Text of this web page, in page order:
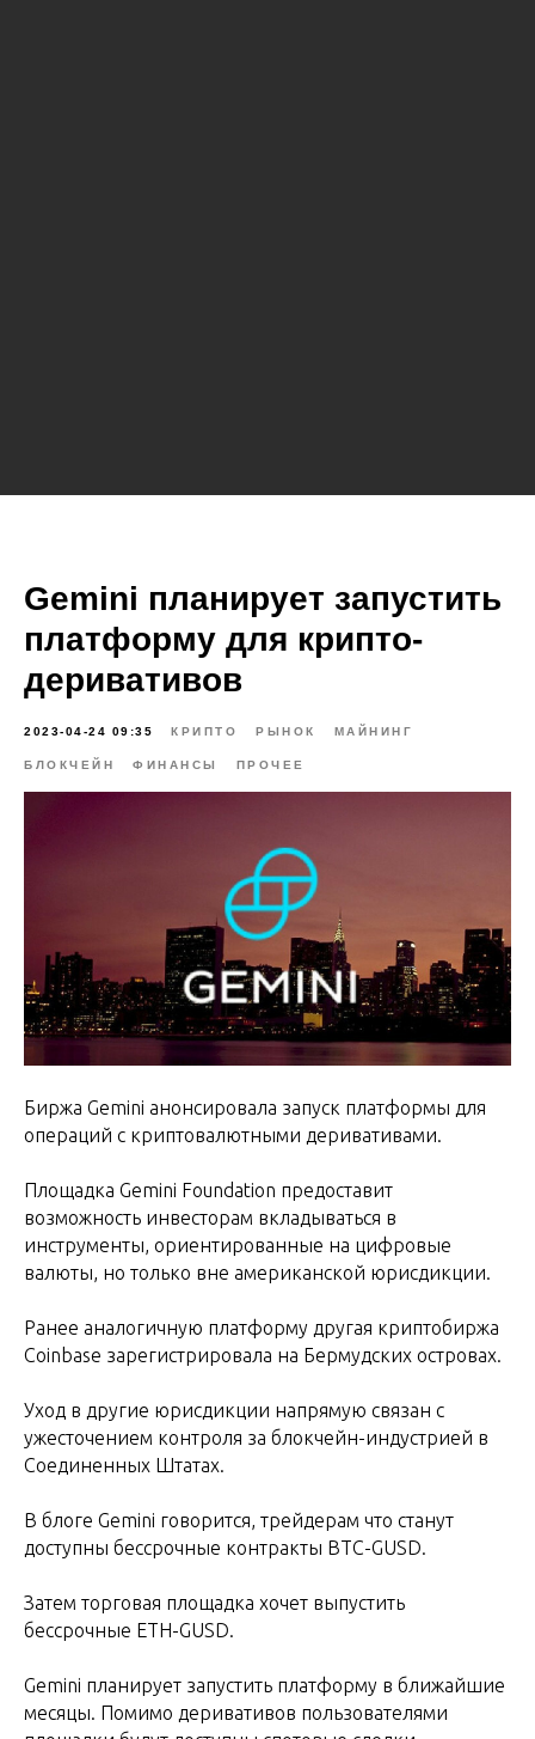
Gemini планирует запустить
платформу для крипто-
деривативов
2023-04-24 09:35 КРИПТО РЫНОК МАЙНИНГ
БЛОКЧЕЙН ФИНАНСЫ ПРОЧЕЕ
Биржа Gemini анонсировала запуск платформы для
операций с криптовалютными деривативами.
Площадка Gemini Foundation предоставит
возможность инвесторам вкладываться в
инструменты, ориентированные на цифровые
валюты, но только вне американской юрисдикции.
Ранее аналогичную платформу другая криптобиржа
Coinbase зарегистрировала на Бермудских островах.
Уход в другие юрисдикции напрямую связан с
ужесточением контроля за блокчейн-индустрией в
Соединенных Штатах.
В блоге Gemini говорится, трейдерам что станут
доступны бессрочные контракты BTC-GUSD.
Затем торговая площадка хочет выпустить
бессрочные ETH-GUSD.
Gemini планирует запустить платформу в ближайшие
месяцы. Помимо деривативов пользователями